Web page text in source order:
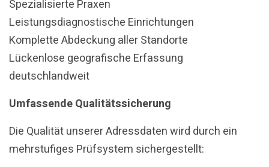
Spezialisierte Praxen
Leistungsdiagnostische Einrichtungen
Komplette Abdeckung aller Standorte
Lückenlose geografische Erfassung
deutschlandweit
Umfassende Qualitätssicherung
Die Qualität unserer Adressdaten wird durch ein
mehrstufiges Prüfsystem sichergestellt: